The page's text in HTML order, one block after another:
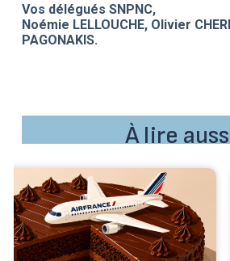
Vos délégués SNPNC,
Noémie LELLOUCHE, Olivier
PAGONAKIS.
À lire